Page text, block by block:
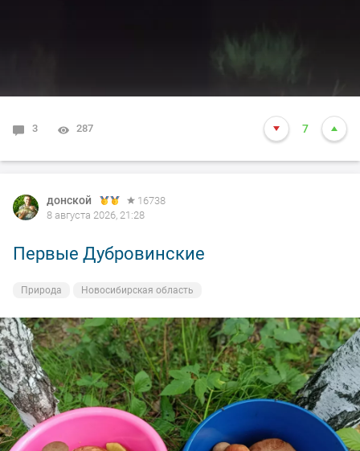
3 287 7
донской
16738
8 августа 2026, 21:28
Первые Дубровинские
Природа Новосибирская область